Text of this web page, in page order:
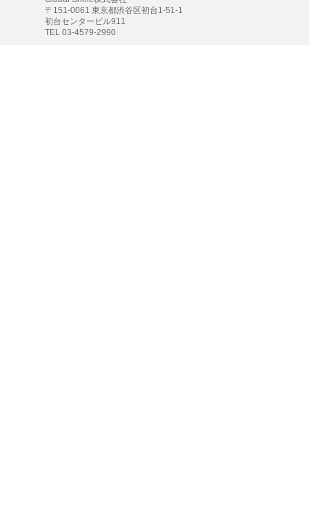
〒151-0061 東京都渋谷区初台1-51-1
初台センタービル911
TEL 03-4579-2990